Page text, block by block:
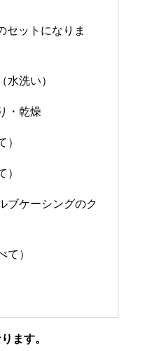
セットになりま
水洗い）
・乾燥
）
）
ブケーシングのク
て）
ます。